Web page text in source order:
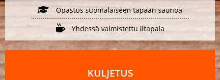
Opastus suomalaiseen tapaan saunoa
Yhdessä valmistettu iltapala
KULJETUS